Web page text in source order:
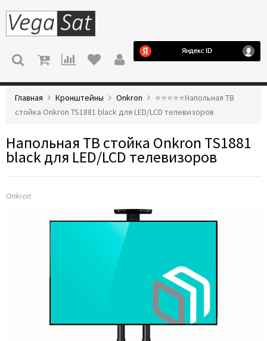
МЕНЮ
Главная Кронштейны Onkron
⭐️⭐️⭐️⭐️⭐️Напольная ТВ
стойка Onkron TS1881 black для LED/LCD телевизоров
Напольная ТВ стойка Onkron TS1881
black для LED/LCD телевизоров
Onkron